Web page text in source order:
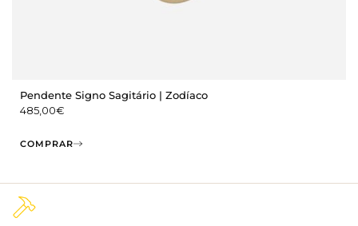
Pendente Signo Sagitário | Zodíaco
485,00€
COMPRAR